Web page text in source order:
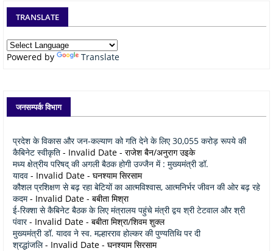
TRANSLATE
Powered by Translate
जनसम्पर्क विभाग
प्रदेश के विकास और जन-कल्याण को गति देने के लिए 30,055 करोड़ रूपये की
कैबिनेट स्वीकृति - Invalid Date - राजेश बैन/अनुराग उइके
मध्य क्षेत्रीय परिषद् की अगली बैठक होगी उज्जैन में : मुख्यमंत्री डॉ.
यादव - Invalid Date - घनश्याम सिरसाम
कौशल प्रशिक्षण से बढ़ रहा बेटियों का आत्मविश्वास, आत्मनिर्भर जीवन की ओर बढ़ रहे
कदम- Invalid Date - बबीता मिश्रा
ई-रिक्शा से कैबिनेट बैठक के लिए मंत्रालय पहुंचे मंत्री द्वय श्री टेटवाल और श्री
पंवार- Invalid Date - बबीता मिश्रा/शिवम शुक्ल
मुख्यमंत्री डॉ. यादव ने स्व. मल्हारराव होल्कर की पुण्यतिथि पर दी
श्रद्धांजलि- Invalid Date - घनश्याम सिरसाम